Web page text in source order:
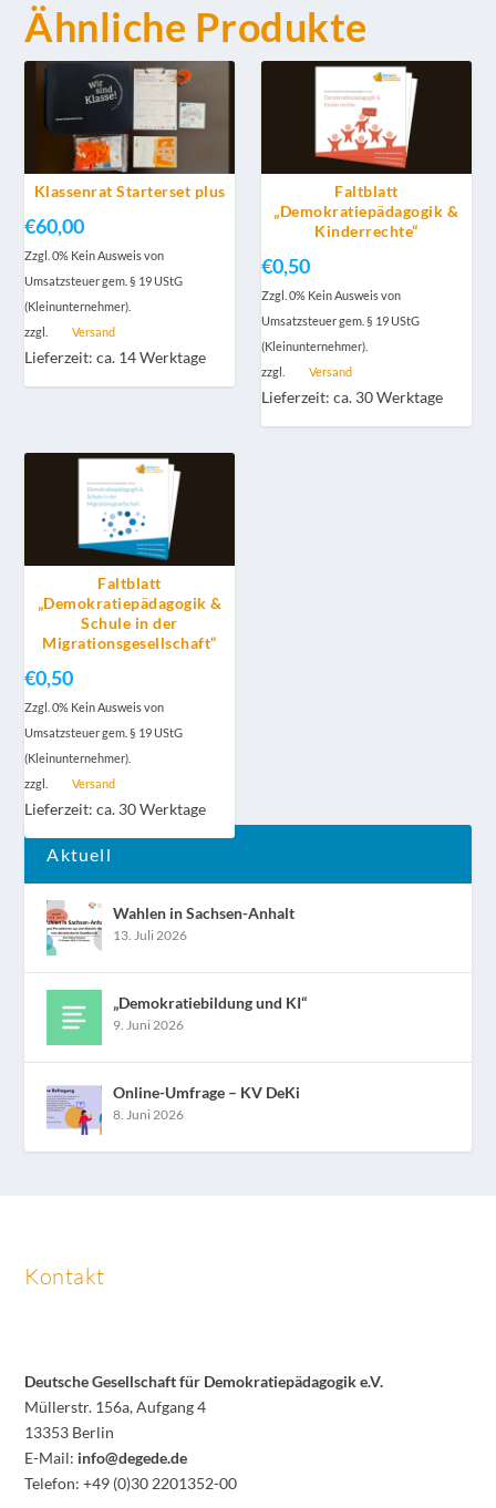
Ähnliche Produkte
Klassenrat Starterset plus
€60,00
Zzgl. 0% Kein Ausweis von
Umsatzsteuer gem. § 19 UStG
(Kleinunternehmer).
zzgl.
Versand
Lieferzeit: ca. 14 Werktage
Faltblatt
„Demokratiepädagogik &
Kinderrechte“
€0,50
Zzgl. 0% Kein Ausweis von
Umsatzsteuer gem. § 19 UStG
(Kleinunternehmer).
zzgl.
Versand
Lieferzeit: ca. 30 Werktage
Faltblatt
„Demokratiepädagogik &
Schule in der
Migrationsgesellschaft“
€0,50
Zzgl. 0% Kein Ausweis von
Umsatzsteuer gem. § 19 UStG
(Kleinunternehmer).
zzgl.
Versand
Lieferzeit: ca. 30 Werktage
Aktuell
Wahlen in Sachsen-Anhalt
13. Juli 2026
„Demokratiebildung und KI“
9. Juni 2026
Online-Umfrage – KV DeKi
8. Juni 2026
Kontakt
Deutsche Gesellschaft für Demokratiepädagogik e.V.
Müllerstr. 156a, Aufgang 4
13353 Berlin
E-Mail: info@degede.de
Telefon: +49 (0)30 2201352-00